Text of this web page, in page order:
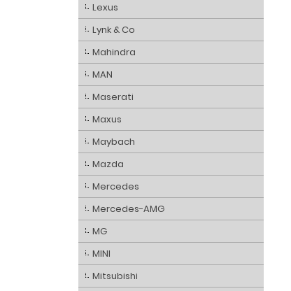
Lexus
Lynk & Co
Mahindra
MAN
Maserati
Maxus
Maybach
Mazda
Mercedes
Mercedes-AMG
MG
MINI
Mitsubishi